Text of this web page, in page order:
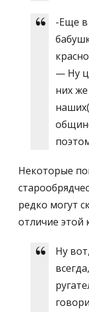
-Еще в
— Ну
них
Некоторые
редко могут
отличие этой
Ну